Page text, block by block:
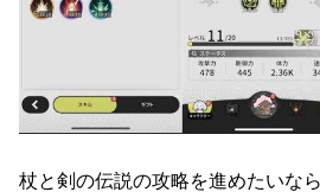
杖と剣の伝説の攻略を進めたいな